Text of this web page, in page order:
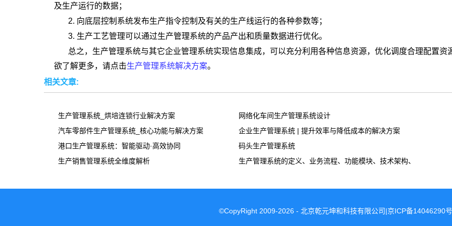
及生产运行的数据；
2. 向底层控制系统发布生产指令控制及有关的生产线运行的各种参数等；
3. 生产工艺管理可以通过生产管理系统的产品产出和质量数据进行优化。
总之，生产管理系统与其它企业管理系统实现信息集成，可以充分利用各种信息资源，优化调度合理配置资
欲了解更多，请点击生产管理系统解决方案。
相关文章:
生产管理系统_烘培连锁行业解决方案
网络化车间生产管理系统设计
汽车零部件生产管理系统_核心功能与解决方案
企业生产管理系统 | 提升效率与降低成本的解决方案
港口生产管理系统：智能驱动·高效协同
码头生产管理系统
生产销售管理系统全维度解析
生产管理系统的定义、业务流程、功能模块、技术架构、应用场景、
©CopyRight 2009-2026 - 北京乾元坤和科技有限公司|京ICP备14046290